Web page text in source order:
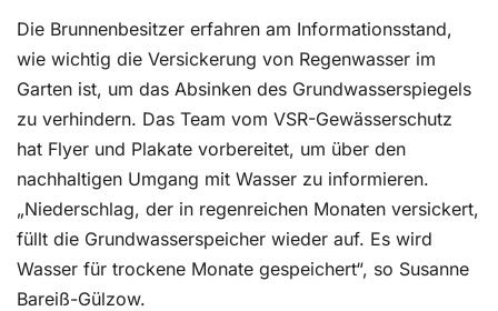
Die Brunnenbesitzer erfahren am Informationsstand,
wie wichtig die Versickerung von Regenwasser im
Garten ist, um das Absinken des Grundwasserspiegels
zu verhindern. Das Team vom VSR-Gewässerschutz
hat Flyer und Plakate vorbereitet, um über den
nachhaltigen Umgang mit Wasser zu informieren.
„Niederschlag, der in regenreichen Monaten versickert,
füllt die Grundwasserspeicher wieder auf. Es wird
Wasser für trockene Monate gespeichert“, so Susanne
Bareiß-Gülzow.